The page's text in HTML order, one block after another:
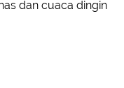
dan cuaca dingin